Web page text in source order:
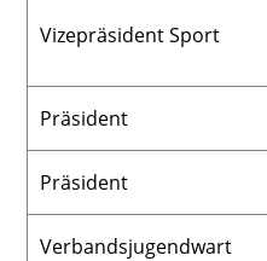
Vizepräsident Sport
Präsident
Präsident
Verbandsjugendwart